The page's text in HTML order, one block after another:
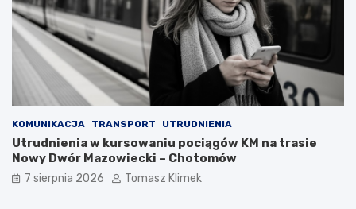
KOMUNIKACJA TRANSPORT UTRUDNIENIA
Utrudnienia w kursowaniu pociągów KM na trasie
Nowy Dwór Mazowiecki – Chotomów
7 sierpnia 2026 Tomasz Klimek